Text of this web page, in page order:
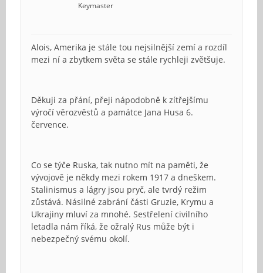
Keymaster
Alois, Amerika je stále tou nejsilnější zemí a rozdíl
mezi ní a zbytkem světa se stále rychleji zvětšuje.
Děkuji za přání, přeji nápodobně k zítřejšímu
výročí věrozvěstů a památce Jana Husa 6.
července.
Co se týče Ruska, tak nutno mít na paměti, že
vývojově je někdy mezi rokem 1917 a dneškem.
Stalinismus a lágry jsou pryč, ale tvrdý režim
zůstává. Násilné zabrání části Gruzie, Krymu a
Ukrajiny mluví za mnohé. Sestřelení civilního
letadla nám říká, že ožralý Rus může být i
nebezpečný svému okolí.